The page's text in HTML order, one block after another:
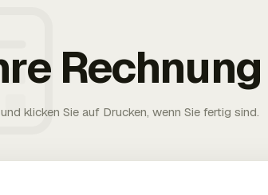
Rechnung
klicken Sie auf Drucken, wenn Sie fertig sind.